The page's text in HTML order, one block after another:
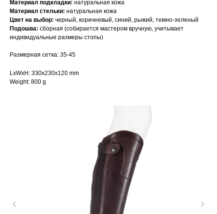
Материал подкладки: натуральная кожа
Материал стельки: натуральная кожа
Цвет на выбор: черный, коричневый, синий, рыжий, темно-зеленый
Подошва: сборная (собирается мастером вручную, учитывает
индивидуальные размеры стопы)
Размерная сетка: 35-45
LxWxH: 330x230x120 mm
Weight: 800 g